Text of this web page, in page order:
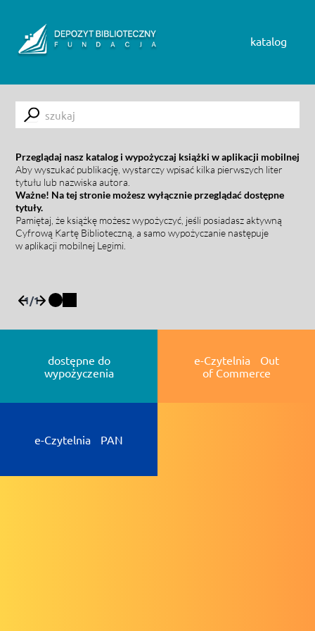
katalog
Submit
Przeglądaj nasz katalog i wypożyczaj książki w aplikacji mobilnej
Aby wyszukać publikację, wystarczy wpisać kilka pierwszych liter
tytułu lub nazwiska autora.
Ważne! Na tej stronie możesz wyłącznie przeglądać dostępne
tytuły.
Pamiętaj, że książkę możesz wypożyczyć, jeśli posiadasz aktywną
Cyfrową Kartę Biblioteczną, a samo wypożyczanie następuje
w aplikacji mobilnej Legimi.
1/1
dostępne do
wypożyczenia
e-Czytelnia Out
of Commerce
e-Czytelnia PAN